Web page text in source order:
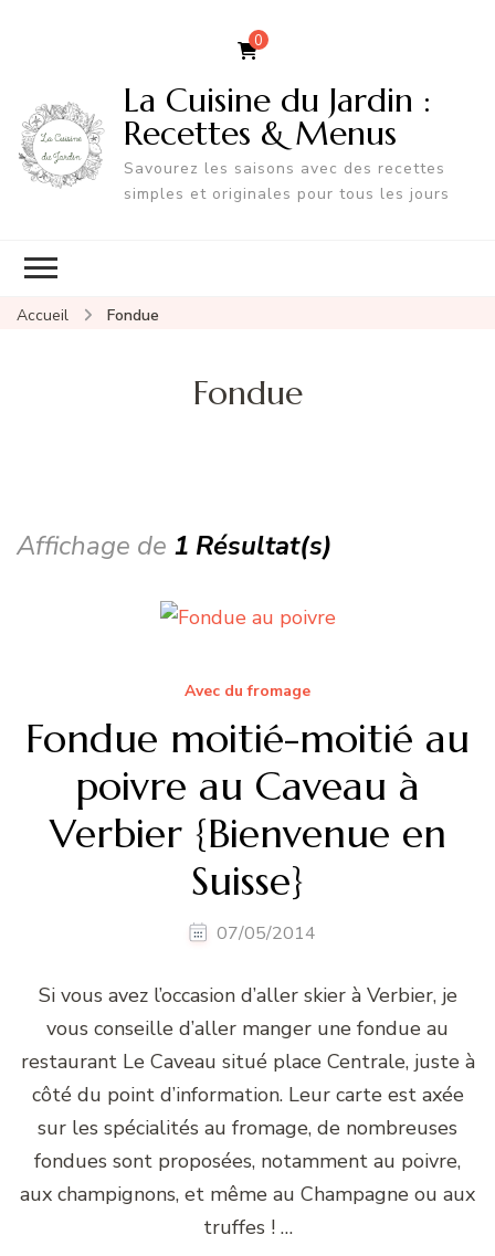
0
La Cuisine du Jardin :
Recettes & Menus
Savourez les saisons avec des recettes
simples et originales pour tous les jours
Accueil Fondue
Fondue
Affichage de 1 Résultat(s)
Avec du fromage
Fondue moitié-moitié au
poivre au Caveau à
Verbier {Bienvenue en
Suisse}
07/05/2014
Si vous avez l’occasion d’aller skier à Verbier, je
vous conseille d’aller manger une fondue au
restaurant Le Caveau situé place Centrale, juste à
côté du point d’information. Leur carte est axée
sur les spécialités au fromage, de nombreuses
fondues sont proposées, notamment au poivre,
aux champignons, et même au Champagne ou aux
truffes ! …